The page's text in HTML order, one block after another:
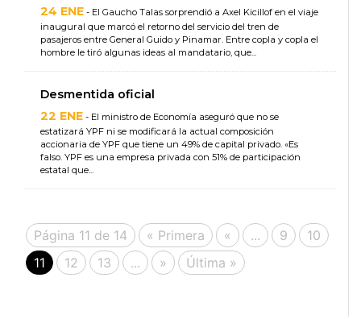
24 ENE - El Gaucho Talas sorprendió a Axel Kicillof en el viaje
inaugural que marcó el retorno del servicio del tren de
pasajeros entre General Guido y Pinamar. Entre copla y copla el
hombre le tiró algunas ideas al mandatario, que...
Desmentida oficial
22 ENE - El ministro de Economía aseguró que no se
estatizará YPF ni se modificará la actual composición
accionaria de YPF que tiene un 49% de capital privado. «Es
falso. YPF es una empresa privada con 51% de participación
estatal que...
Página 11 de 14 « Primera « ... 9
10
11
12 13 ... » Última »